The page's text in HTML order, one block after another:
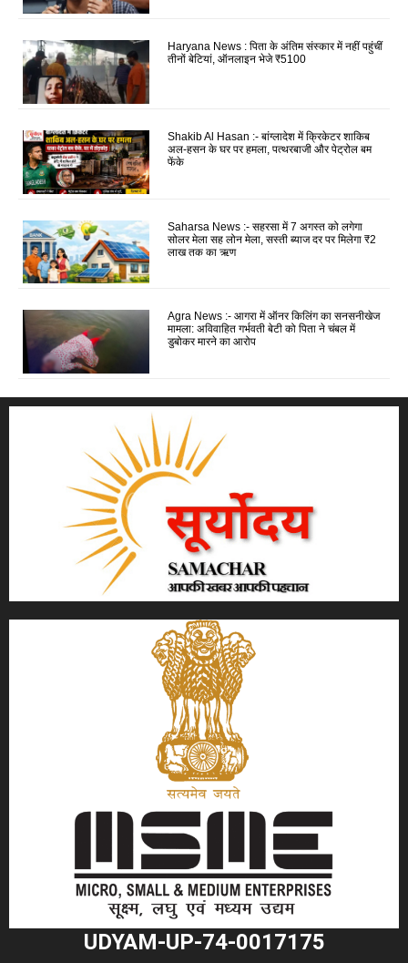
Haryana News : पिता के अंतिम संस्कार में नहीं पहुंचीं
तीनों बेटियां, ऑनलाइन भेजे ₹5100
Shakib Al Hasan :- बांग्लादेश में क्रिकेटर शाकिब
अल-हसन के घर पर हमला, पत्थरबाजी और पेट्रोल बम
फेंके
Saharsa News :- सहरसा में 7 अगस्त को लगेगा
सोलर मेला सह लोन मेला, सस्ती ब्याज दर पर मिलेगा ₹2
लाख तक का ऋण
Agra News :- आगरा में ऑनर किलिंग का सनसनीखेज
मामला: अविवाहित गर्भवती बेटी को पिता ने चंबल में
डुबोकर मारने का आरोप
UDYAM-UP-74-0017175